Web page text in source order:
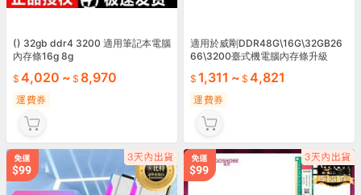
() 32gb ddr4 3200 適用筆記本電腦
內存條16g 8g
4,020 ~ 8,970
運費券
適用於威剛DDR48G\16G\32GB26
66\3200臺式機電腦內存條升級
1,311 ~ 4,821
運費券